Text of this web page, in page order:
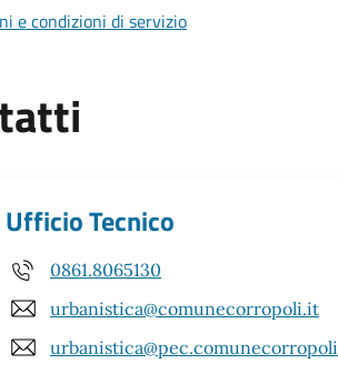
e condizioni di servizio
Ufficio Tecnico
0861.8065130
urbanistica@comunecorropoli.it